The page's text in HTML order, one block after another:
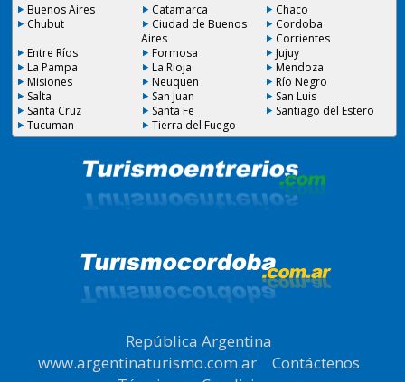
Buenos Aires Catamarca
Chaco
Chubut
Ciudad de Buenos
Aires
Cordoba
Corrientes
Entre Ríos
Formosa
Jujuy
La Pampa
La Rioja
Mendoza
Misiones
Neuquen
Río Negro
Salta
San Juan
San Luis
Santa Cruz
Santa Fe
Santiago del Estero
Tucuman
Tierra del Fuego
República Argentina
www.argentinaturismo.com.ar| Contáctenos